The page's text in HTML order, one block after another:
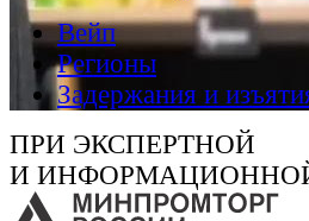
Вейп
Регионы
Задержания и
ПРИ ЭКСПЕРТНОЙ
И